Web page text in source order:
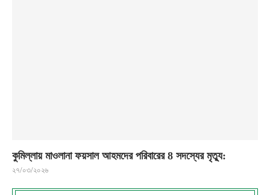
কুমিল্লায় মাওলানা ফয়সাল আহমদের পরিবারের 8 সদস্যের মৃত্যু:
২৭/০৩/২০২৬